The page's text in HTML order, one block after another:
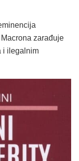
zarađuje
i ilegalnim